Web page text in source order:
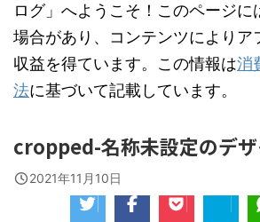
ログ」へようこそ！このページに
場合があり、コンテンツによりア
収益を得ています。この情報は消
法に基づいて記載しています。
cropped-名称未設定のデ
2021年11月10日